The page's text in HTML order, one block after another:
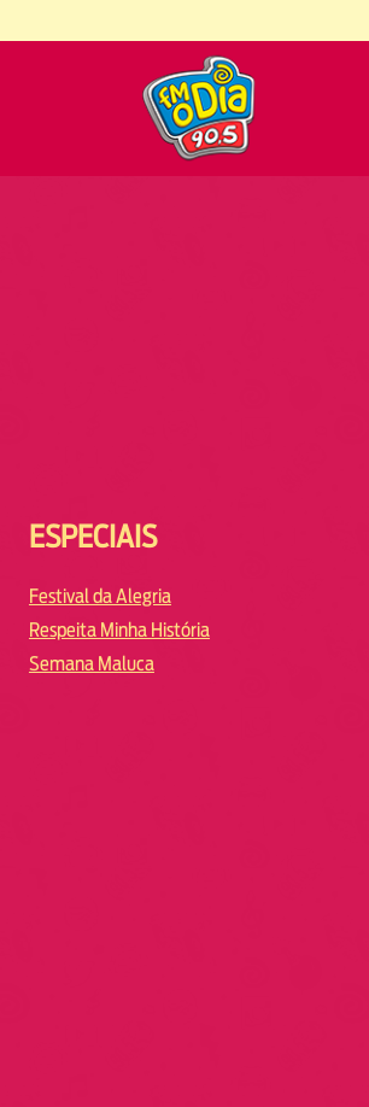
ESPECIAIS
Festival da Alegria
Respeita Minha História
Semana Maluca